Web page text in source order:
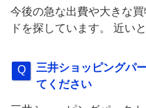
今後の急な出費や大きな
ドを探しています。 近い
三井ショッピングパ
てください